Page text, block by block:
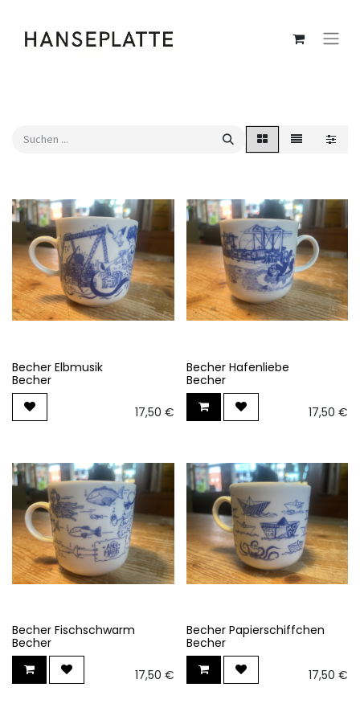
Becher Elbmusik
Becher
17,50 €
Becher Hafenliebe
Becher
17,50 €
Becher Fischschwarm
Becher
17,50 €
Becher Papierschiffchen
Becher
17,50 €